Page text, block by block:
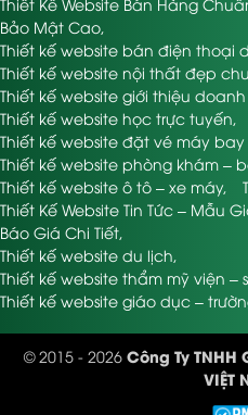
Bảo Mật Cao
Thiết kế website bán điện thoại
Thiết kế website nội thất đẹp
Thiết kế website giới thiệu
Thiết kế website học trực tuyến
Thiết kế website đặt vé máy
Thiết kế website phòng khám –
Thiết kế website ô tô – xe máy,
Thiết Kế Website Tin Tức – Mẫu
Báo Giá Chi Tiết
Thiết kế website du lịch
Thiết kế website thẩm mỹ viện –
Thiết kế website giáo dục –
© 2015 - 2026 Công Ty
VIỆT